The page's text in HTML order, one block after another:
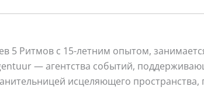
5 Ритмов с 15-летним опытом,
— агентства событий,
исцеляющего